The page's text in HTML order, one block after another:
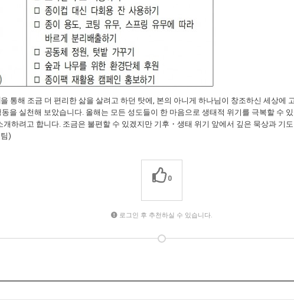
통해 조금 더 편리한 삶을 살려고 하던 탓에, 본의 아니게 하나님이 창조하신 세상에
을 실천해 보았습니다. 올해는 모든 성도들이 한 마음으로 생태적 위기를 극복할 수
하려고 합니다. 조금은 불편할 수 있겠지만 기후・생태 위기 앞에서 깊은 묵상과 기
)
0
로그인 후 추천하실 수 있습니다.